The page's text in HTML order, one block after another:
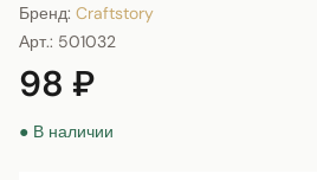
Бренд: Craftstory
Арт.: 501032
98 ₽
● В наличии